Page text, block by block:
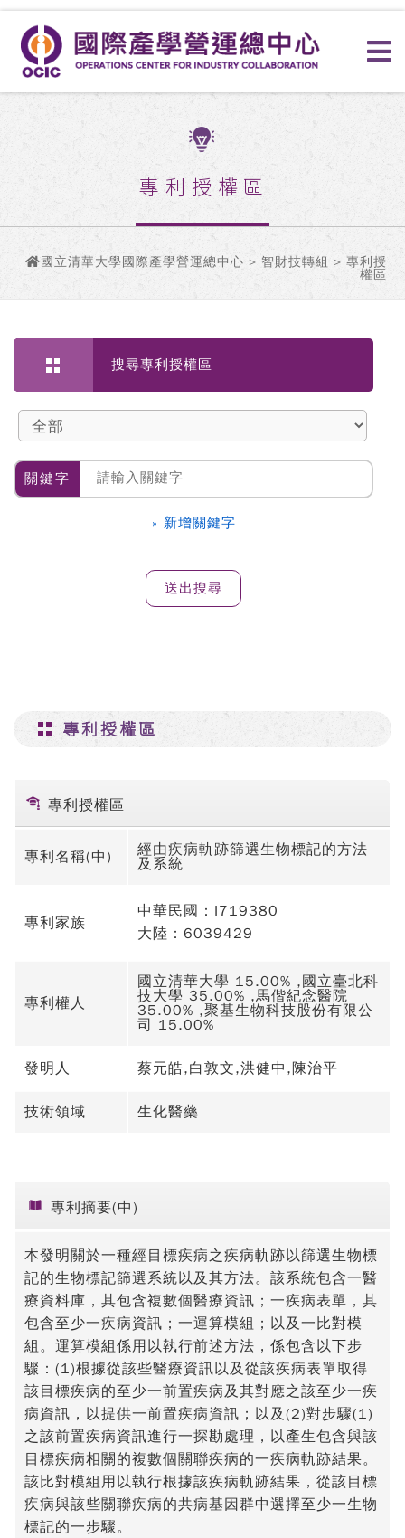
專利授權區
國立清華大學國際產學營運總中心 > 智財技轉組 > 專利授
權區
搜尋專利授權區
關鍵字
» 新增關鍵字
專利授權區
專利授權區
專利名稱(中)
經由疾病軌跡篩選生物標記的方法
及系統
專利家族
中華民國：I719380
大陸：6039429
專利權人
國立清華大學 15.00% ,國立臺北科
技大學 35.00% ,馬偕紀念醫院
35.00% ,聚基生物科技股份有限公
司 15.00%
發明人 蔡元皓,白敦文,洪健中,陳治平
技術領域 生化醫藥
專利摘要(中)
本發明關於一種經目標疾病之疾病軌跡以篩選生物標
記的生物標記篩選系統以及其方法。該系統包含一醫
療資料庫，其包含複數個醫療資訊；一疾病表單，其
包含至少一疾病資訊；一運算模組；以及一比對模
組。運算模組係用以執行前述方法，係包含以下步
驟：(1)根據從該些醫療資訊以及從該疾病表單取得
該目標疾病的至少一前置疾病及其對應之該至少一疾
病資訊，以提供一前置疾病資訊；以及(2)對步驟(1)
之該前置疾病資訊進行一探勘處理，以產生包含與該
目標疾病相關的複數個關聯疾病的一疾病軌跡結果。
該比對模組用以執行根據該疾病軌跡結果，從該目標
疾病與該些關聯疾病的共病基因群中選擇至少一生物
標記的一步驟。